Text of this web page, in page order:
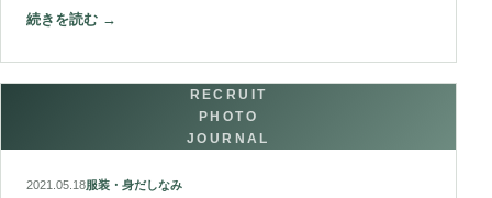
続きを読む →
RECRUIT
PHOTO
JOURNAL
2021.05.18服装・身だしなみ